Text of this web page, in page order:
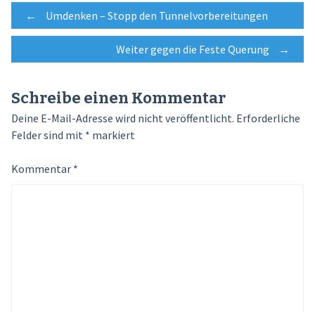
Post
navigation
← Umdenken – Stopp den Tunnelvorbereitungen
Weiter gegen die Feste Querung →
Schreibe einen Kommentar
Deine E-Mail-Adresse wird nicht veröffentlicht. Erforderliche
Felder sind mit * markiert
Kommentar *